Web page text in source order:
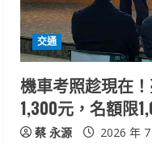
交通
機車考照趁現在
1,300元，名額限
蔡 永源 2026 年